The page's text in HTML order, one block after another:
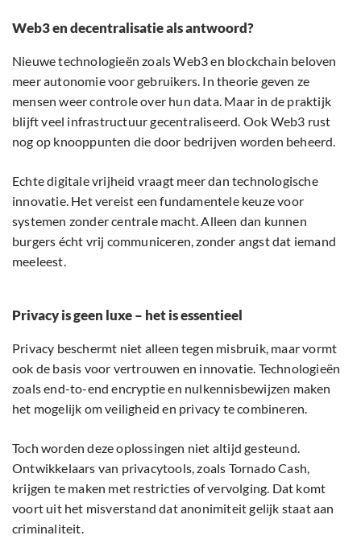
Web3 en decentralisatie als antwoord?
Nieuwe technologieën zoals Web3 en blockchain beloven
meer autonomie voor gebruikers. In theorie geven ze
mensen weer controle over hun data. Maar in de praktijk
blijft veel infrastructuur gecentraliseerd. Ook Web3 rust
nog op knooppunten die door bedrijven worden beheerd.
Echte digitale vrijheid vraagt meer dan technologische
innovatie. Het vereist een fundamentele keuze voor
systemen zonder centrale macht. Alleen dan kunnen
burgers écht vrij communiceren, zonder angst dat iemand
meeleest.
Privacy is geen luxe – het is essentieel
Privacy beschermt niet alleen tegen misbruik, maar vormt
ook de basis voor vertrouwen en innovatie. Technologieën
zoals end-to-end encryptie en nulkennisbewijzen maken
het mogelijk om veiligheid en privacy te combineren.
Toch worden deze oplossingen niet altijd gesteund.
Ontwikkelaars van privacytools, zoals Tornado Cash,
krijgen te maken met restricties of vervolging. Dat komt
voort uit het misverstand dat anonimiteit gelijk staat aan
criminaliteit.